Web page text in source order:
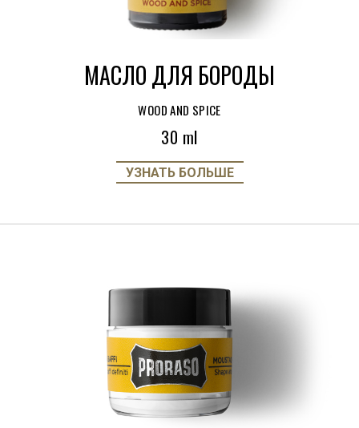
МАСЛО ДЛЯ БОРОДЫ
WOOD AND SPICE
30 ml
УЗНАТЬ БОЛЬШЕ